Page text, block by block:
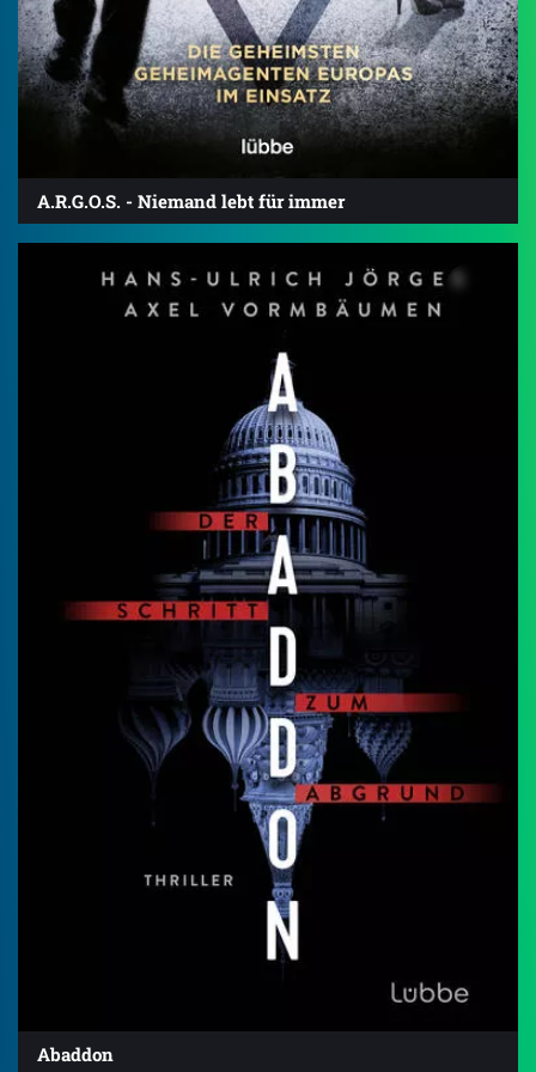
A.R.G.O.S. - Niemand lebt für immer
Abaddon